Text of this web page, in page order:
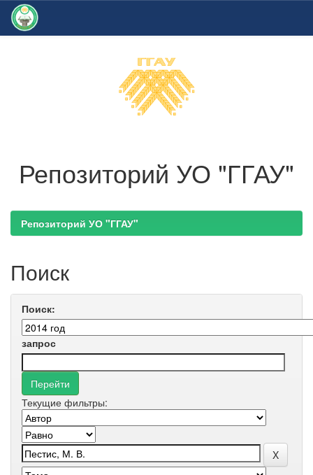
Репозиторий УО "ГГАУ"
Репозиторий УО "ГГАУ"
Поиск
Поиск:
запрос
Текущие фильтры: